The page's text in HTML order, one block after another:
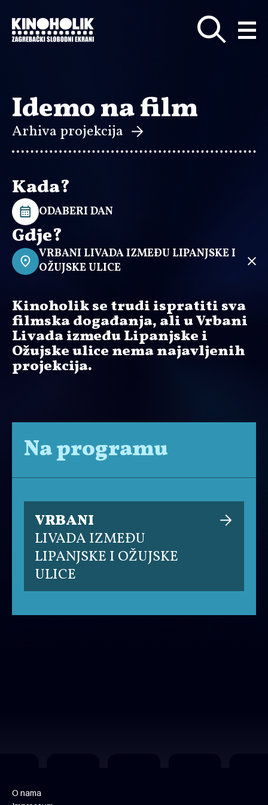
glavni
sadržaj
Idemo na film
Arhiva projekcija
Kada?
ODABERI DAN
Gdje?
VRBANI LIVADA IZMEĐU LIPANJSKE I
OŽUJSKE ULICE
Kinoholik se trudi ispratiti sva
filmska događanja, ali u Vrbani
Livada između Lipanjske i
Ožujske ulice nema najavljenih
projekcija.
Na programu
VRBANI
LIVADA IZMEĐU
LIPANJSKE I OŽUJSKE
ULICE
O nama